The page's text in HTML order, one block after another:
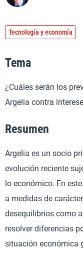
Tecnología y economía
Tema
¿Cuáles serán los
Argelia contra
Resumen
Argelia es un socio
evolución reciente
lo económico. En
a medidas de
desequilibrios como
resolver diferencias
situación económica